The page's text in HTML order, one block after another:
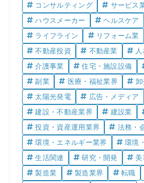
コンサルティング
サービス
ハウスメーカー
ヘルスケア
ライフライン
リフォーム業
不動産投資
不動産業
介護事業
住宅・施設設備
副業
医療・福祉業界
太陽光発電
広告・メディア
建設・不動産業界
建設業
投資・資産運用業界
法務・
環境・エネルギー業界
環境
生活関連
研究・開発
美
製造業
製造業界 転職